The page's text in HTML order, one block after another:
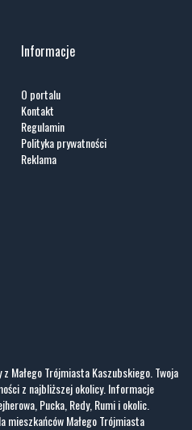
Informacje
O portalu
Kontakt
Regulamin
Polityka prywatności
Reklama
Trójmiasta Kaszubskiego. Twoja
z najbliższej okolicy. Informacje
Pucka, Redy, Rumi i okolic.
mieszkańców Małego Trójmiasta